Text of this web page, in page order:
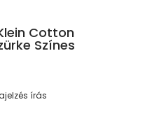
Cotton
Színes
írás